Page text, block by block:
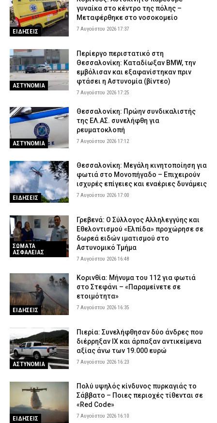
ΕΙΔΗΣΕΙΣ
γυναίκα στο κέντρο της πόλης –
Μεταφέρθηκε στο νοσοκομείο
7 Αυγούστου 2026 17:37
ΑΣΤΥΝΟΜΙΑ
Περίεργο περιστατικό στη
Θεσσαλονίκη: Καταδίωξαν BMW, την
εμβόλισαν και εξαφανίστηκαν πριν
φτάσει η Αστυνομία (βίντεο)
7 Αυγούστου 2026 17:25
ΑΣΤΥΝΟΜΙΑ
Θεσσαλονίκη: Πρώην συνδικαλιστής
της ΕΛ.ΑΣ. συνελήφθη για
ρευματοκλοπή
7 Αυγούστου 2026 17:12
ΕΙΔΗΣΕΙΣ
Θεσσαλονίκη: Μεγάλη κινητοποίηση για
φωτιά στο Μονοπήγαδο – Επιχειρούν
ισχυρές επίγειες και εναέριες δυνάμεις
7 Αυγούστου 2026 17:00
ΣΩΜΑΤΑ
ΑΣΦΑΛΕΙΑΣ
Γρεβενά: Ο Σύλλογος Αλληλεγγύης και
Εθελοντισμού «Ελπίδα» προχώρησε σε
δωρεά ειδών ιματισμού στο
Αστυνομικό Τμήμα
7 Αυγούστου 2026 16:48
ΕΙΔΗΣΕΙΣ
Κορινθία: Μήνυμα του 112 για φωτιά
στο Στεφάνι – «Παραμείνετε σε
ετοιμότητα»
7 Αυγούστου 2026 16:35
ΑΣΤΥΝΟΜΙΑ
Πιερία: Συνελήφθησαν δύο άνδρες που
διέρρηξαν ΙΧ και άρπαξαν αντικείμενα
αξίας άνω των 19.000 ευρώ
7 Αυγούστου 2026 16:23
ΕΙΔΗΣΕΙΣ
Πολύ υψηλός κίνδυνος πυρκαγιάς το
Σάββατο – Ποιες περιοχές τίθενται σε
«Red Code»
7 Αυγούστου 2026 16:10